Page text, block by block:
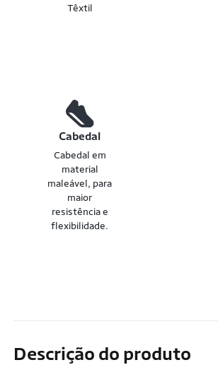
Têxtil
Cabedal
Cabedal em
material
maleável, para
maior
resistência e
flexibilidade.
Descrição do produto